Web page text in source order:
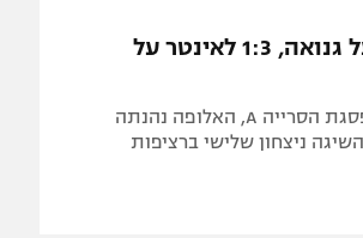
לפני הדרבי בגביע: 0:2 למילאן על גנואה, 1:3 לאינטר על
לאאו ומסיאס כבשו והרוסונרי שמרו על פסגת הסרייה A, האלופה נהנתה
ניצחון שלישי ברציפות